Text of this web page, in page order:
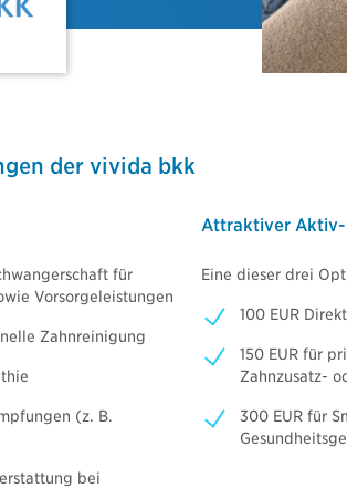
⇒ Downloads Nachhaltige
Video: So finden Sie Ihr
Logos und Bildmaterialien
der vivida bkk
für
Vorsorgeleistungen
Zahnreinigung
(z. B.
bei
Attraktiver Aktiv-
Eine dieser drei
100 EUR
150 EUR für
Zahnzusatz-
300 EUR für